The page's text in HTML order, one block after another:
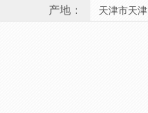
产地： 天津市天津